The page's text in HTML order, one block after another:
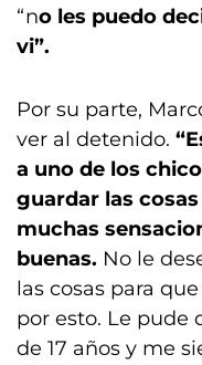
“no les puedo
vi”.
Por su parte,
ver al detenido.
a uno de los
guardar las
muchas
buenas. No le
las cosas para
por esto. Le pude
de 17 años y me